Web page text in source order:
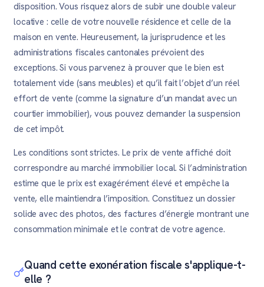
disposition. Vous risquez alors de subir une double valeur
locative : celle de votre nouvelle résidence et celle de la
maison en vente. Heureusement, la jurisprudence et les
administrations fiscales cantonales prévoient des
exceptions. Si vous parvenez à prouver que le bien est
totalement vide (sans meubles) et qu’il fait l’objet d’un réel
effort de vente (comme la signature d’un mandat avec un
courtier immobilier), vous pouvez demander la suspension
de cet impôt.
Les conditions sont strictes. Le prix de vente affiché doit
correspondre au marché immobilier local. Si l’administration
estime que le prix est exagérément élevé et empêche la
vente, elle maintiendra l’imposition. Constituez un dossier
solide avec des photos, des factures d’énergie montrant une
consommation minimale et le contrat de votre agence.
Quand cette exonération fiscale s'applique-t-
elle ?